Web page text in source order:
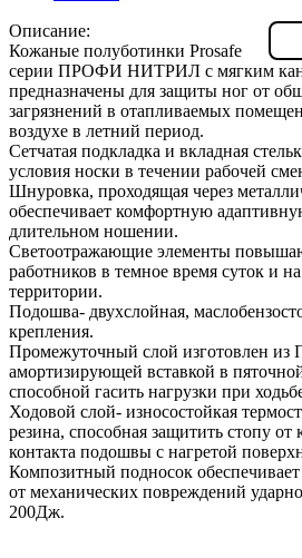
Описание:
Кожаные полуботинки Prosafe
серии ПРОФИ НИТРИЛ c мягким
предназначены для защиты ног от
загрязнений в отапливаемых
воздухе в летний период.
Сетчатая подкладка и вкладная
условия носки в течении рабочей
Шнуровка, проходящая через
обеспечивает комфортную
длительном ношении.
Светоотражающие элементы
работников в темное время суток и
территории.
Подошва- двухслойная,
крепления.
Промежуточный слой изготовлен из
амортизирующей вставкой в
способной гасить нагрузки при
Ходовой слой- износостойкая
резина, способная защитить стопу от
контакта подошвы с нагретой
Композитный подносок
от механических повреждений
200Дж.